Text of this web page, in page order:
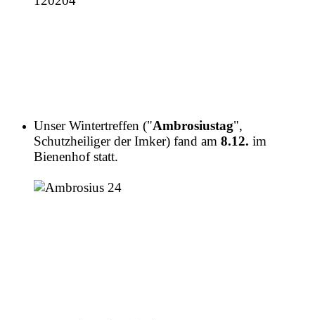
Unser Wintertreffen ("Ambrosiustag",
Schutzheiliger der Imker) fand am 8.12. im
Bienenhof statt.